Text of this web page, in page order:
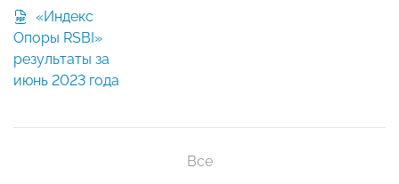
Опоры RSBI»
результаты за
июнь 2023 года
Все